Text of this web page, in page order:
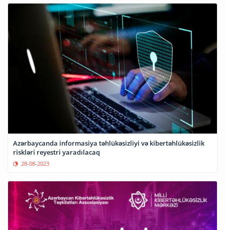
Azərbaycanda informasiya təhlükəsizliyi və kibertəhlükəsizlik
riskləri reyestri yaradılacaq
28-08-2023